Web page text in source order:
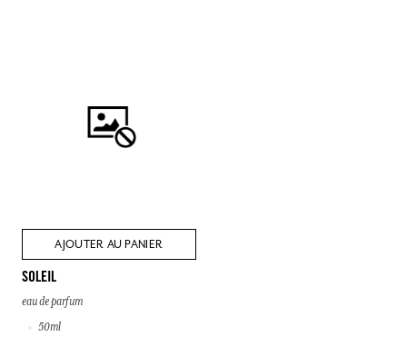
AJOUTER AU PANIER
SOLEIL
eau de parfum
50ml